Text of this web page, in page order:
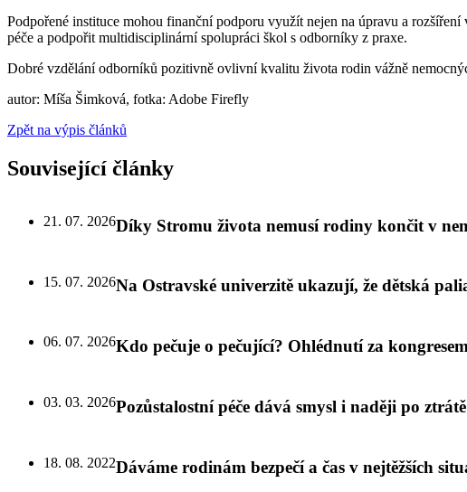
Podpořené instituce mohou finanční podporu využít nejen na úpravu a
péče a podpořit multidisciplinární spolupráci škol s odborníky z praxe.
Dobré vzdělání odborníků pozitivně ovlivní kvalitu života rodin vážně
autor: Míša Šimková, fotka: Adobe Firefly
Zpět na výpis článků
Související články
21. 07. 2026Díky Stromu života nemusí rodiny končit v
15. 07. 2026Na Ostravské univerzitě ukazují, že dětská
06. 07. 2026Kdo pečuje o pečující? Ohlédnutí za
03. 03. 2026Pozůstalostní péče dává smysl i naději po
18. 08. 2022Dáváme rodinám bezpečí a čas v nejtěžších